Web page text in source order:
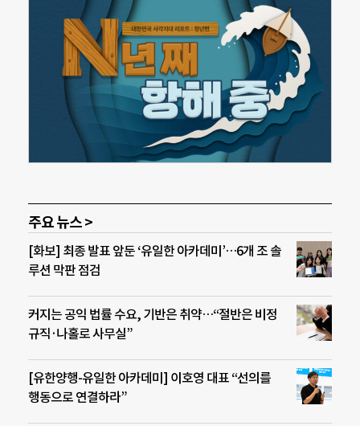
주요 뉴스 >
[화보] 최종 발표 앞둔 ‘유일한 아카데미’…6개 조 솔
루션 막판 점검
커지는 공익 법률 수요, 기반은 취약…“절반은 비정
규직·나홀로 사무실”
[유한양행-유일한 아카데미] 이호영 대표 “선의를
행동으로 연결하라”